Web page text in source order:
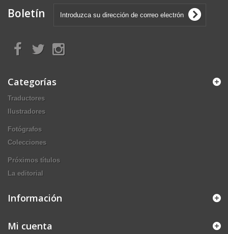
Boletín
Categorías
Traductores
Ilustradores
Fotógrafos
Colecciones
Próximos títulos
La editorial
Información
Mi cuenta